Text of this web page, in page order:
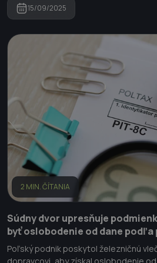
15/09/2025
2 MIN. ČÍTANIA
Súdny dvor upresňuje
byť oslobodenie od dane podľa
Poľský podnik poskytol železničnú